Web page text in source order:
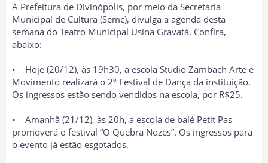
A Prefeitura de Divinópolis, por meio da Secretaria
Municipal de Cultura (Semc), divulga a agenda desta
semana do Teatro Municipal Usina Gravatá. Confira,
abaixo:
• Hoje (20/12), às 19h30, a escola Studio Zambach Arte e
Movimento realizará o 2º Festival de Dança da instituição.
Os ingressos estão sendo vendidos na escola, por R$25.
• Amanhã (21/12), às 20h, a escola de balé Petit Pas
promoverá o festival “O Quebra Nozes”. Os ingressos para
o evento já estão esgotados.